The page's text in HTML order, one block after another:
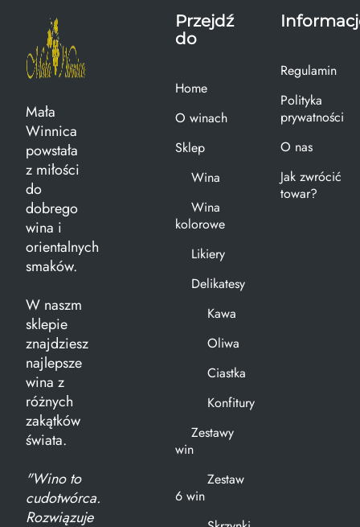
Mała
Winnica
powstała
z miłości
do
dobrego
wina i
orientalnych
smaków.
W naszm
sklepie
znajdziesz
najlepsze
wina z
różnych
zakątków
świata.
"Wino to
cudotwórca.
Rozwiązuje
Przejdź
do
Home
O winach
Sklep
Wina
Wina
kolorowe
Likiery
Delikatesy
Kawa
Oliwa
Ciastka
Konfitury
Zestawy
win
Zestaw
6 win
Regulamin
Polityka
prywatności
O nas
Jak zwrócić
towar?